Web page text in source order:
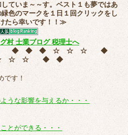
ていま～～す。ベスト１も夢ではあ
色のマークを１日１回クリックをし
たら幸いです！！≫
◆ ◆ ◆ ☆ ☆ ☆ ◆
☆ ☆ ◆ ◆
です！
うな影響を与えるか・・・
とができる・・・